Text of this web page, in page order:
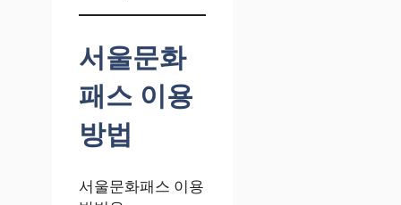
서울문화
패스 이용
방법
서울문화패스 이용